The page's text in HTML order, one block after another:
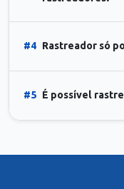
#4 Rastreador só
#5 É possível